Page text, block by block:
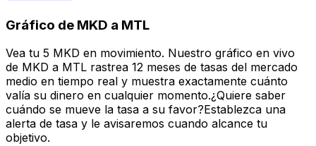
Gráfico de MKD a MTL
Vea tu 5 MKD en movimiento. Nuestro gráfico en vivo
de MKD a MTL rastrea 12 meses de tasas del mercado
medio en tiempo real y muestra exactamente cuánto
valía su dinero en cualquier momento.¿Quiere saber
cuándo se mueve la tasa a su favor?Establezca una
alerta de tasa y le avisaremos cuando alcance tu
objetivo.